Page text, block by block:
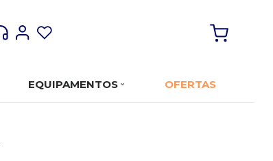
EQUIPAMENTOS OFERTAS